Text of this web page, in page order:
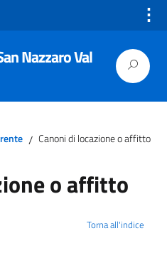
⋮
Nazzaro Val
/ Canoni di locazione o affitto
o affitto
Torna all'indice